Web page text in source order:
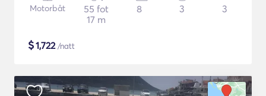
Motorbåt
55 fot
17 m
8 3 3
$1,722/natt